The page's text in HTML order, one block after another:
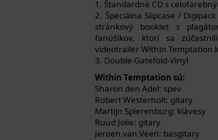
1. Štandardné CD s
2. Špeciálna Slipcase /
stránkový booklet s
fanúšikov, ktorí sa
videotrailer Within Temptation
3. Double-Gatefold-Vinyl
Within Temptation sú:
Sharon den Adel: spev
Robert Westerholt: gitary
Martijn Spierenburg: klávesy
Ruud Jolie: gitary
Jeroen van Veen: basgitary